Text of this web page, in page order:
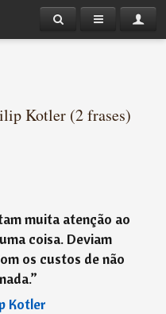
Kotler (2 frases)
muita atenção ao
coisa. Deviam
os custos de não
”
Kotler